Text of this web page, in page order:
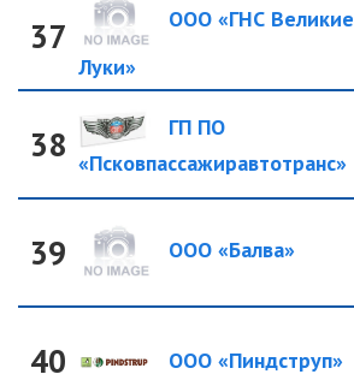
37
ООО «ГНС Великие
Луки»
38
ГП ПО
«Псковпассажиравтотранс»
39 ООО «Балва»
40 ООО «Пиндструп»